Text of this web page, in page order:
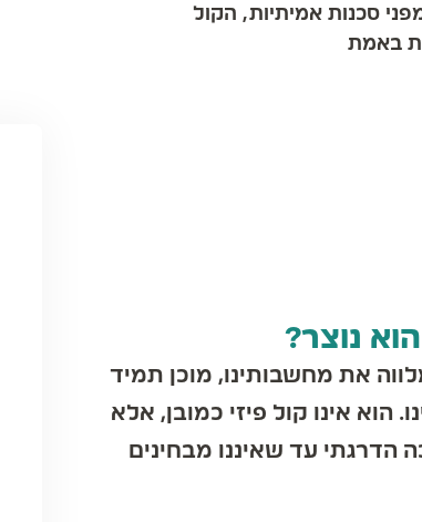
סכנות אמיתיות, הקול
באמת
נוצר?
את מחשבותינו, מוכן תמיד
אינו קול פיזי כמובן, אלא
עד שאיננו מבחינים